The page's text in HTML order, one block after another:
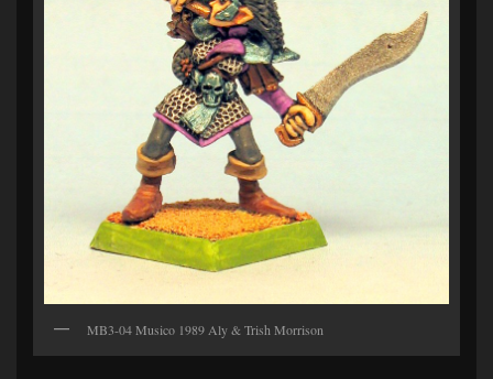
MB3-04 Musico 1989 Aly & Trish Morrison